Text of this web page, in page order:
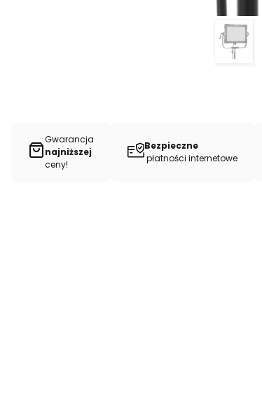
Gwarancja
najniższej
ceny!
Bezpieczne
płatności internetowe